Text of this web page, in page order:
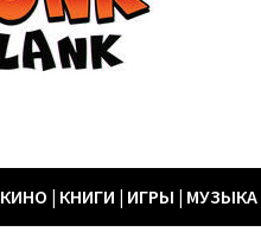
КИНО | КНИГИ | ИГРЫ | МУЗЫКА